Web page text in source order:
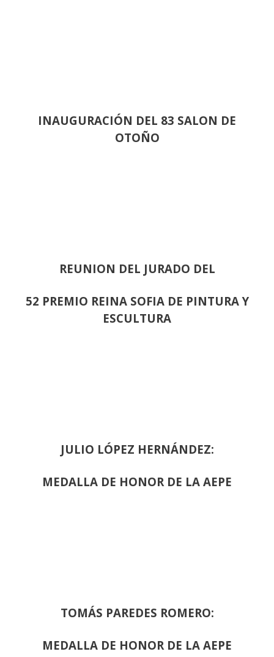
INAUGURACIÓN DEL 83 SALON DE
OTOÑO
REUNION DEL JURADO DEL
52 PREMIO REINA SOFIA DE PINTURA Y
ESCULTURA
JULIO LÓPEZ HERNÁNDEZ:
MEDALLA DE HONOR DE LA AEPE
TOMÁS PAREDES ROMERO:
MEDALLA DE HONOR DE LA AEPE